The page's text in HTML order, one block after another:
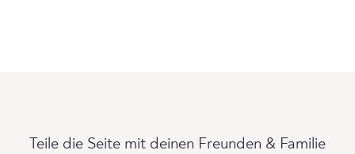
Teile die Seite mit deinen Freunden & Familie